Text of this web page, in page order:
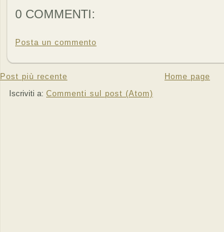
0 COMMENTI:
Posta un commento
Post più recente
Home page
Iscriviti a: Commenti sul post (Atom)